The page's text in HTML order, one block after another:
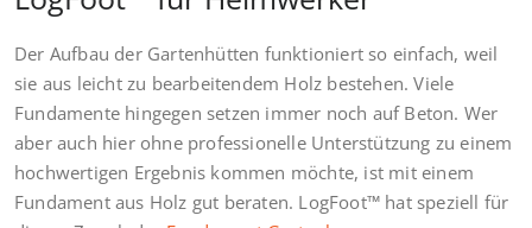
Der Aufbau der Gartenhütten funktioniert so einfach, weil
sie aus leicht zu bearbeitendem Holz bestehen. Viele
Fundamente hingegen setzen immer noch auf Beton. Wer
aber auch hier ohne professionelle Unterstützung zu einem
hochwertigen Ergebnis kommen möchte, ist mit einem
Fundament aus Holz gut beraten. LogFoot™ hat speziell für